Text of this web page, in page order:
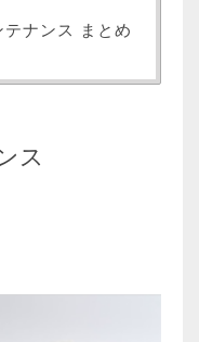
ナンス まとめ
ス